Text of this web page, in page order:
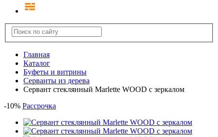
Главная
Каталог
Буфеты и витрины
Серванты из дерева
Cервант стеклянный Marlette WOOD с зеркалом
-10% Рассрочка